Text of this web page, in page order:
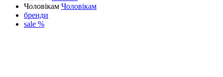
Чоловікам Чоловікам
бренди
sale %